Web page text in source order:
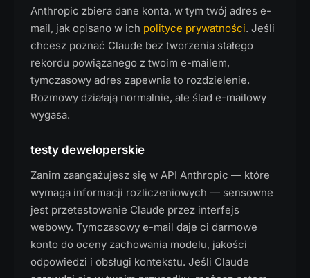
Anthropic zbiera dane konta, w tym twój adres e-
mail, jak opisano w ich polityce prywatności. Jeśli
chcesz poznać Claude bez tworzenia stałego
rekordu powiązanego z twoim e-mailem,
tymczasowy adres zapewnia to rozdzielenie.
Rozmowy działają normalnie, ale ślad e-mailowy
wygasa.
testy deweloperskie
Zanim zaangażujesz się w API Anthropic — które
wymaga informacji rozliczeniowych — sensowne
jest przetestowanie Claude przez interfejs
webowy. Tymczasowy e-mail daje ci darmowe
konto do oceny zachowania modelu, jakości
odpowiedzi i obsługi kontekstu. Jeśli Claude